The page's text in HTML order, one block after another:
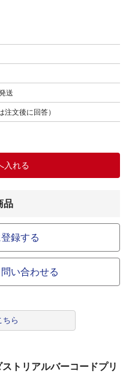
送
注文後に回答）
品
録する
い合わせる
ちら
トリアルバーコードプリ